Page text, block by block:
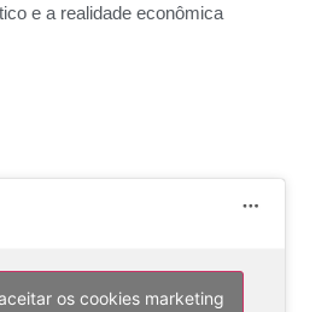
e a realidade econômica
os cookies marketing